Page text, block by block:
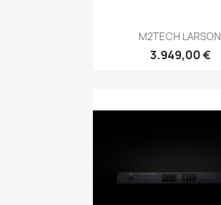
Anteprima
M2TECH LARSON
3.949,00 €